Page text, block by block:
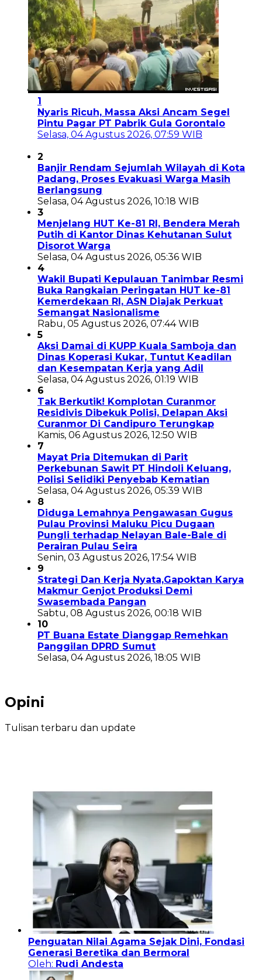
1
Nyaris Ricuh, Massa Aksi Ancam Segel
Pintu Pagar PT Pabrik Gula Gorontalo
Selasa, 04 Agustus 2026, 07:59 WIB
2
Banjir Rendam Sejumlah Wilayah di Kota
Padang, Proses Evakuasi Warga Masih
Berlangsung
Selasa, 04 Agustus 2026, 10:18 WIB
3
Menjelang HUT Ke-81 RI, Bendera Merah
Putih di Kantor Dinas Kehutanan Sulut
Disorot Warga
Selasa, 04 Agustus 2026, 05:36 WIB
4
Wakil Bupati Kepulauan Tanimbar Resmi
Buka Rangkaian Peringatan HUT ke-81
Kemerdekaan RI, ASN Diajak Perkuat
Semangat Nasionalisme
Rabu, 05 Agustus 2026, 07:44 WIB
5
Aksi Damai di KUPP Kuala Samboja dan
Dinas Koperasi Kukar, Tuntut Keadilan
dan Kesempatan Kerja yang Adil
Selasa, 04 Agustus 2026, 01:19 WIB
6
Tak Berkutik! Komplotan Curanmor
Residivis Dibekuk Polisi, Delapan Aksi
Curanmor Di Candipuro Terungkap
Kamis, 06 Agustus 2026, 12:50 WIB
7
Mayat Pria Ditemukan di Parit
Perkebunan Sawit PT Hindoli Keluang,
Polisi Selidiki Penyebab Kematian
Selasa, 04 Agustus 2026, 05:39 WIB
8
Diduga Lemahnya Pengawasan Gugus
Pulau Provinsi Maluku Picu Dugaan
Pungli terhadap Nelayan Bale-Bale di
Perairan Pulau Seira
Senin, 03 Agustus 2026, 17:54 WIB
9
Strategi Dan Kerja Nyata,Gapoktan Karya
Makmur Genjot Produksi Demi
Swasembada Pangan
Sabtu, 08 Agustus 2026, 00:18 WIB
10
PT Buana Estate Dianggap Remehkan
Panggilan DPRD Sumut
Selasa, 04 Agustus 2026, 18:05 WIB
Opini
Tulisan terbaru dan update
Penguatan Nilai Agama Sejak Dini, Fondasi
Generasi Beretika dan Bermoral
Oleh: Rudi Andesta